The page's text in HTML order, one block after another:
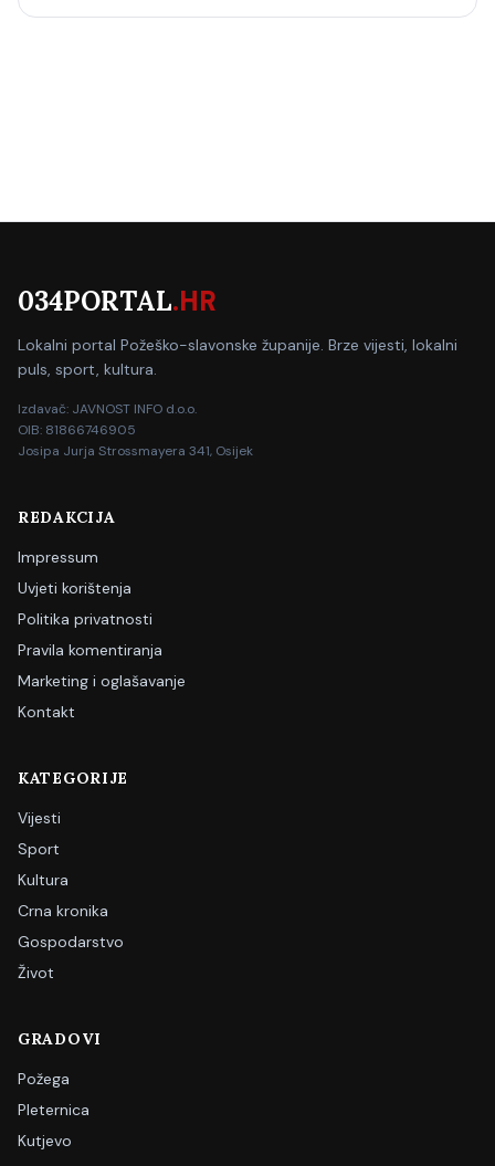
034PORTAL.HR
Lokalni portal Požeško-slavonske županije. Brze vijesti, lokalni
puls, sport, kultura.
Izdavač: JAVNOST INFO d.o.o.
OIB: 81866746905
Josipa Jurja Strossmayera 341, Osijek
REDAKCIJA
Impressum
Uvjeti korištenja
Politika privatnosti
Pravila komentiranja
Marketing i oglašavanje
Kontakt
KATEGORIJE
Vijesti
Sport
Kultura
Crna kronika
Gospodarstvo
Život
GRADOVI
Požega
Pleternica
Kutjevo